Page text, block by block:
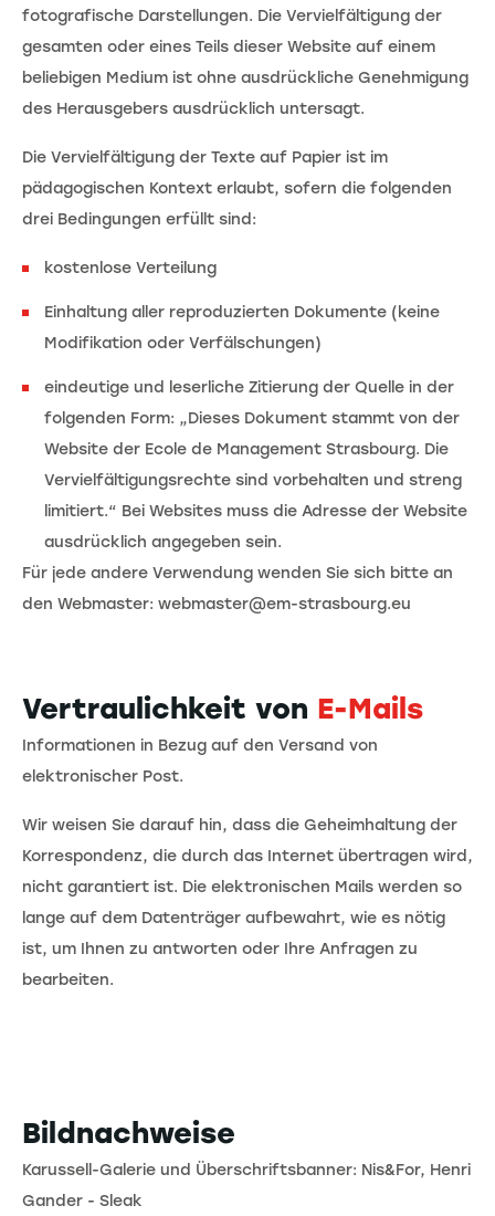
fotografische Darstellungen. Die Vervielfältigung der
gesamten oder eines Teils dieser Website auf einem
beliebigen Medium ist ohne ausdrückliche Genehmigung
des Herausgebers ausdrücklich untersagt.
Die Vervielfältigung der Texte auf Papier ist im
pädagogischen Kontext erlaubt, sofern die folgenden
drei Bedingungen erfüllt sind:
kostenlose Verteilung
Einhaltung aller reproduzierten Dokumente (keine
Modifikation oder Verfälschungen)
eindeutige und leserliche Zitierung der Quelle in der
folgenden Form: „Dieses Dokument stammt von der
Website der Ecole de Management Strasbourg. Die
Vervielfältigungsrechte sind vorbehalten und streng
limitiert.“ Bei Websites muss die Adresse der Website
ausdrücklich angegeben sein.
Für jede andere Verwendung wenden Sie sich bitte an
den Webmaster: webmaster@em-strasbourg.eu
Vertraulichkeit von E-Mails
Informationen in Bezug auf den Versand von
elektronischer Post.
Wir weisen Sie darauf hin, dass die Geheimhaltung der
Korrespondenz, die durch das Internet übertragen wird,
nicht garantiert ist. Die elektronischen Mails werden so
lange auf dem Datenträger aufbewahrt, wie es nötig
ist, um Ihnen zu antworten oder Ihre Anfragen zu
bearbeiten.
Bildnachweise
Karussell-Galerie und Überschriftsbanner: Nis&For, Henri
Gander - Sleak